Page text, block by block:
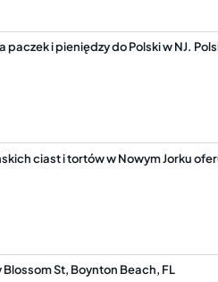
paczek i pieniędzy do Polski w NJ.
ciast i tortów w Nowym Jorku
St, Boynton Beach, FL